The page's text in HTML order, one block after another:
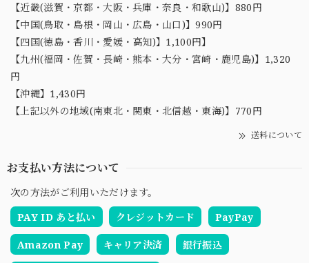
【近畿(滋賀・京都・大阪・兵庫・奈良・和歌山)】880円
【中国(鳥取・島根・岡山・広島・山口)】990円
【四国(徳島・香川・愛媛・高知)】1,100円】
【九州(福岡・佐賀・長崎・熊本・大分・宮崎・鹿児島)】1,320
円
【沖縄】1,430円
【上記以外の地域(南東北・関東・北信越・東海)】770円
送料について
お支払い方法について
次の方法がご利用いただけます。
PAY ID あと払い
クレジットカード PayPay
Amazon Pay キャリア決済 銀行振込